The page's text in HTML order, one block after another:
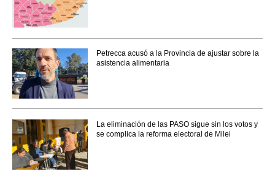
Petrecca acusó a la Provincia de ajustar sobre la
asistencia alimentaria
La eliminación de las PASO sigue sin los votos y
se complica la reforma electoral de Milei